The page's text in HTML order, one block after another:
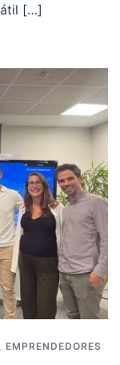
[…]
, EMPRENDEDORES